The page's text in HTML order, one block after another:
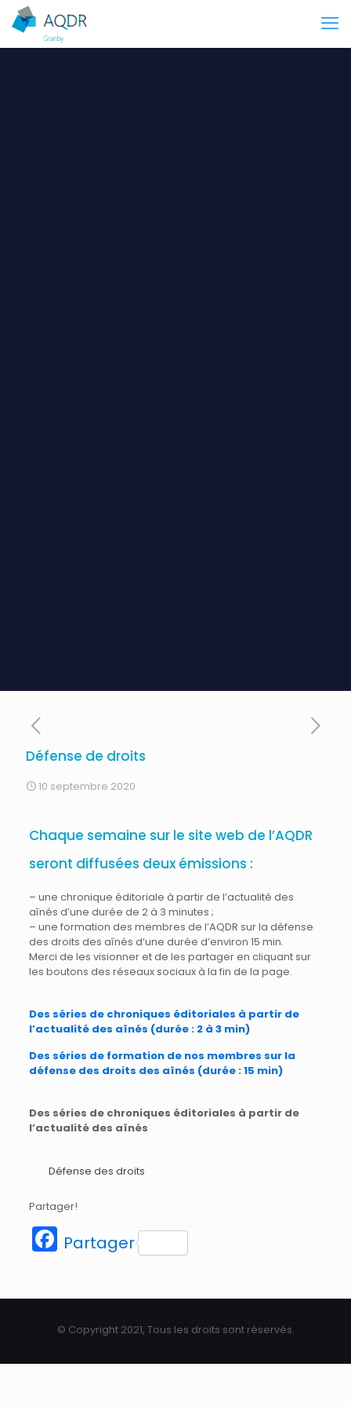
Défense de droits
10 septembre 2020
Chaque semaine sur le site web de l’AQDR
seront diffusées deux émissions :
– une chronique éditoriale à partir de l’actualité des
aînés d’une durée de 2 à 3 minutes ;
– une formation des membres de l’AQDR sur la défense
des droits des aînés d’une durée d’environ 15 min.
Merci de les visionner et de les partager en cliquant sur
les boutons des réseaux sociaux à la fin de la page.
Des séries de chroniques éditoriales à partir de
l’actualité des aînés (durée : 2 à 3 min)
Des séries de formation de nos membres sur la
défense des droits des aînés (durée : 15 min)
Des séries de chroniques éditoriales à partir de
l’actualité des aînés
Défense des droits
Partager!
Facebook
Partager
© Copyright 2021, Tous les droits sont réservés.